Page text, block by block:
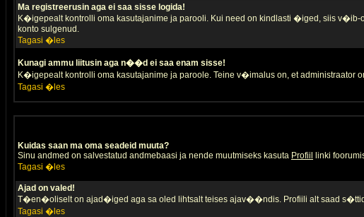
Ma registreerusin aga ei saa sisse logida!
K�igepealt kontrolli oma kasutajanime ja parooli. Kui need on kindlasti �iged, siis
konto sulgenud.
Tagasi �les
Kunagi ammu liitusin aga n��d ei saa enam sisse!
K�igepealt kontrolli oma kasutajanime ja paroole. Teine v�imalus on, et administraator
Tagasi �les
Kuidas saan ma oma seadeid muuta?
Sinu andmed on salvestatud andmebaasi ja nende muutmiseks kasuta Profiil
linki
Tagasi �les
Ajad on valed!
T�en�oliselt on ajad�iged aga sa oled lihtsalt teises ajav��ndis. Profiili alt saad
Tagasi �les